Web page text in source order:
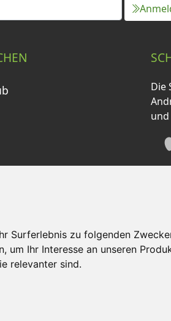
Surferlebnis zu folgenden
, um Ihr Interesse an unseren
relevanter sind.
Die
Kontakt Partner Portale